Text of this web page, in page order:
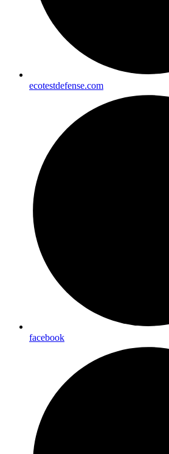
ecotestdefense.com
facebook